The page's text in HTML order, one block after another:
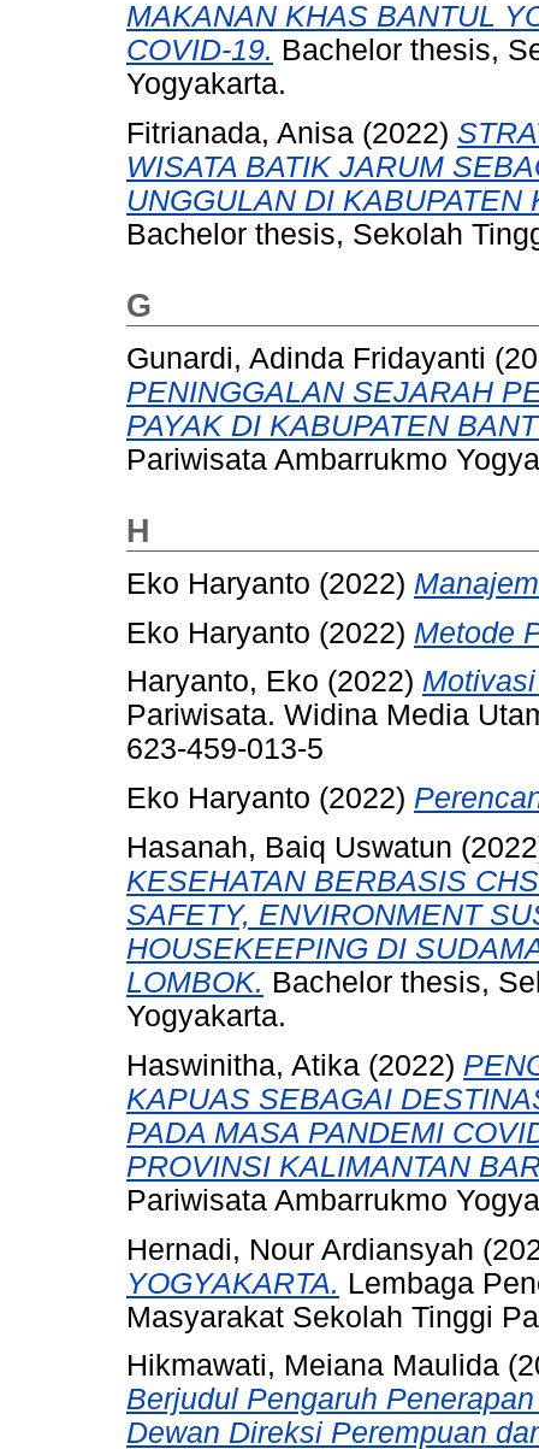
MAKANAN KHAS BANTUL
COVID-19. Bachelor thesis,
Yogyakarta.
Fitrianada, Anisa (2022)
WISATA BATIK JARUM
UNGGULAN DI KABUPATEN
Bachelor thesis, Sekolah
G
Gunardi, Adinda Fridayanti
PENINGGALAN SEJARAH
PAYAK DI KABUPATEN
Pariwisata Ambarrukmo
H
Eko Haryanto (2022)
Eko Haryanto (2022) Metode
Haryanto, Eko (2022)
Pariwisata. Widina Media
623-459-013-5
Eko Haryanto (2022)
Hasanah, Baiq Uswatun
KESEHATAN BERBASIS
SAFETY, ENVIRONMENT
HOUSEKEEPING DI
LOMBOK. Bachelor thesis,
Yogyakarta.
Haswinitha, Atika (2022)
KAPUAS SEBAGAI
PADA MASA PANDEMI
PROVINSI KALIMANTAN
Pariwisata Ambarrukmo
Hernadi, Nour Ardiansyah
YOGYAKARTA. Lembaga
Masyarakat Sekolah Tinggi
Hikmawati, Meiana Maulida
Berjudul Pengaruh
Dewan Direksi Perempuan